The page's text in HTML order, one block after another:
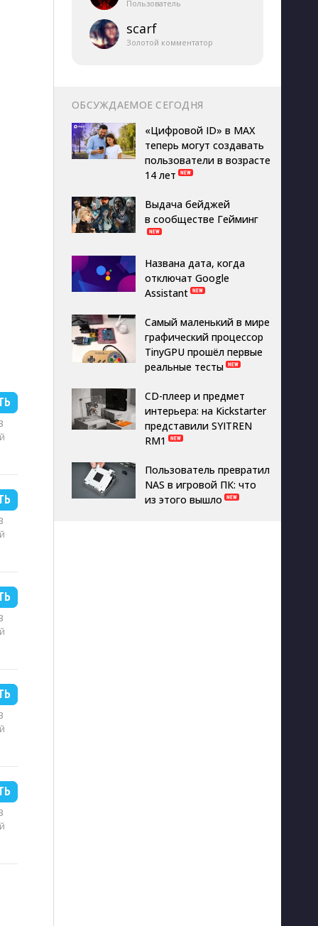
Пользователь
scarf
Золотой комментатор
ОБСУЖДАЕМОЕ СЕГОДНЯ
«Цифровой ID» в MAX
теперь могут создавать
пользователи в возрасте
14 лет
Выдача бейджей
в сообществе Гейминг
Названа дата, когда
отключат Google
Assistant
Самый маленький в мире
графический процессор
TinyGPU прошёл первые
реальные тесты
CD-плеер и предмет
интерьера: на Kickstarter
представили SYITREN
RM1
Пользователь превратил
NAS в игровой ПК: что
из этого вышло